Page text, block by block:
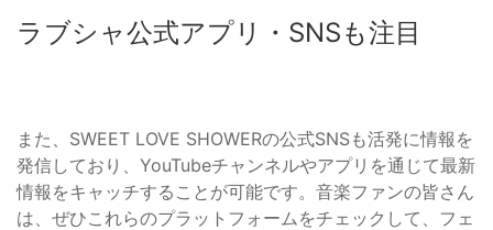
ラブシャ公式アプリ・SNSも注目
また、SWEET LOVE SHOWERの公式SNSも活発に情報を
発信しており、YouTubeチャンネルやアプリを通じて最新
情報をキャッチすることが可能です。音楽ファンの皆さん
は、ぜひこれらのプラットフォームをチェックして、フェ